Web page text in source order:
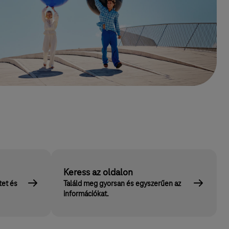
és
Keress az oldalon
Találd meg gyorsan és egyszerűen az
információkat.